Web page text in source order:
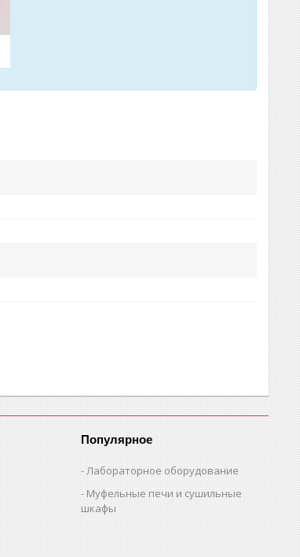
Популярное
Лабораторное оборудование
Муфельные печи и сушильные
шкафы